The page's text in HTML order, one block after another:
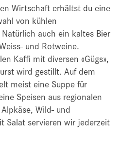
Wirtschaft erhältst du eine
von kühlen
auch ein kaltes Bier
und Rotweine.
Kaffi mit diversen «Gügs»,
wird gestillt. Auf dem
meist eine Suppe für
Speisen aus regionalen
Wild- und
Salat servieren wir jederzeit